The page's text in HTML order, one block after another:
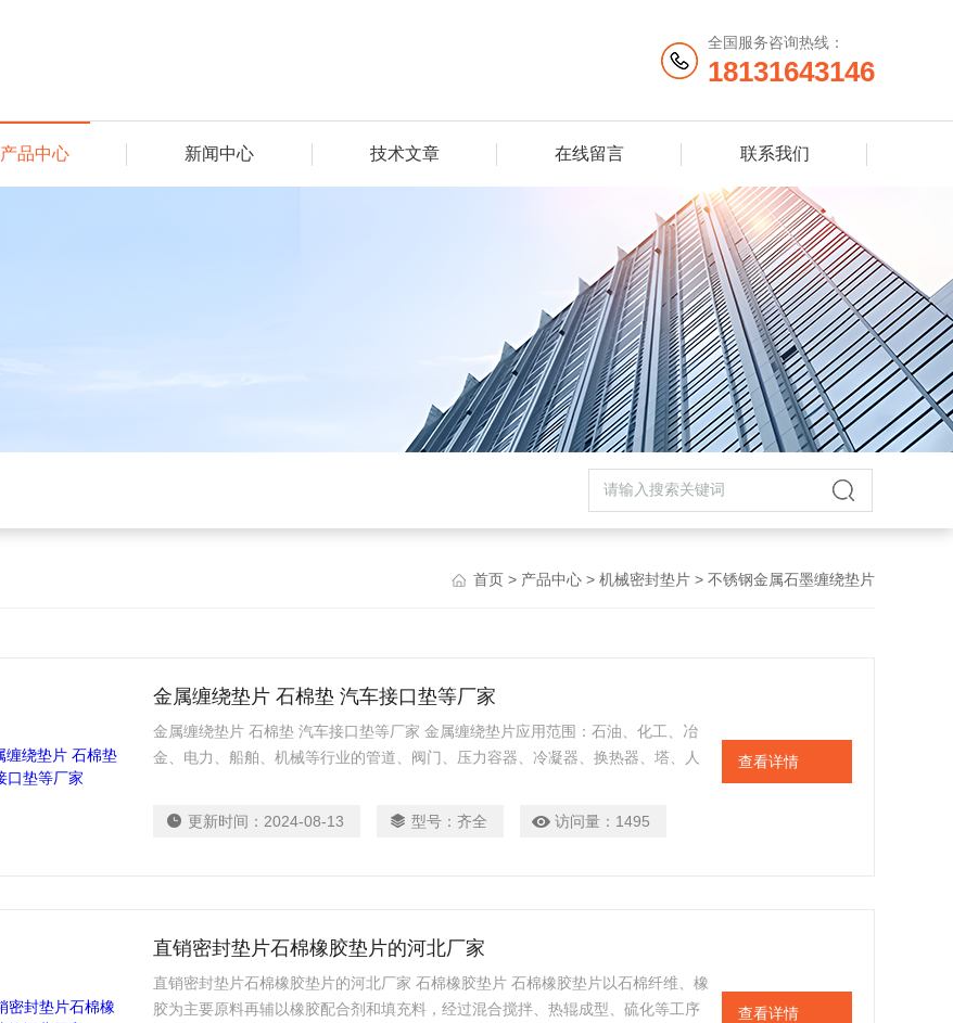
全国服务咨询热线：
18131643146
产品中心 新闻中心 技术文章 在线留言 联系我们
首页 > 产品中心 > 机械密封垫片 > 不锈钢金属石墨缠绕垫片
金属缠绕垫片 石棉垫 汽车接口垫等厂家
金属缠绕垫片 石棉垫 汽车接口垫等厂家 金属缠绕垫片应用范围：石油、化工、冶
金、电力、船舶、机械等行业的管道、阀门、压力容器、冷凝器、换热器、塔、人
更新时间： 2024-08-13 型号：齐全 访问量： 1495
查看详情
直销密封垫片石棉橡胶垫片的河北厂家
直销密封垫片石棉橡胶垫片的河北厂家 石棉橡胶垫片 石棉橡胶垫片以石棉纤维、橡
胶为主要原料再辅以橡胶配合剂和填充料，经过混合搅拌、热辊成型、硫化等工序
查看详情